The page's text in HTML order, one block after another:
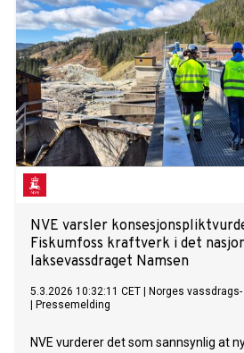
NVE varsler
Fiskumfoss kraftverk i det
laksevassdraget Namsen
5.3.2026 10:32:11 CET
Norges
Pressemelding
NVE vurderer det som sannsynlig at